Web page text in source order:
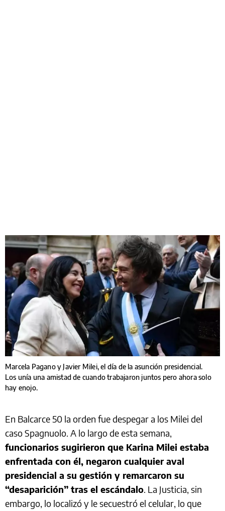
Marcela Pagano y Javier Milei, el día de la asunción presidencial.
Los unía una amistad de cuando trabajaron juntos pero ahora solo
hay enojo.
En Balcarce 50 la orden fue despegar a los Milei del
caso Spagnuolo. A lo largo de esta semana,
funcionarios sugirieron que Karina Milei estaba
enfrentada con él, negaron cualquier aval
presidencial a su gestión y remarcaron su
“desaparición” tras el escándalo. La Justicia, sin
embargo, lo localizó y le secuestró el celular, lo que